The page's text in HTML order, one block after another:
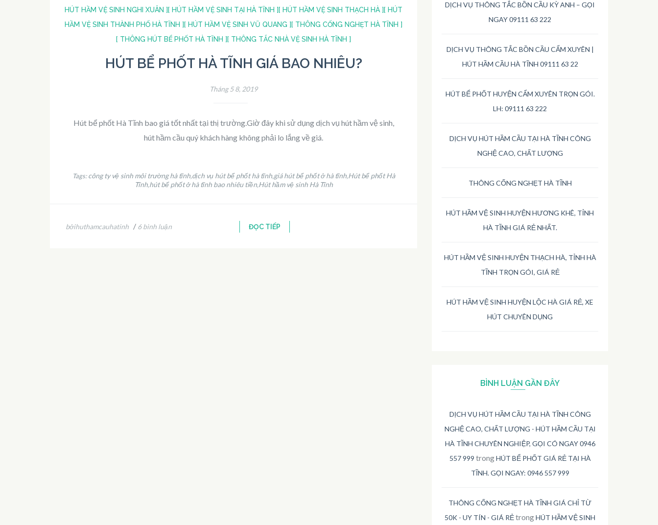
HÚT HẦM VỆ SINH NGHI XUÂN ] [ HÚT HẦM VỆ SINH TẠI HÀ TĨNH ] [ HÚT HẦM VỆ SINH THẠCH HÀ ] [ HÚT
HẦM VỆ SINH THÀNH PHỐ HÀ TĨNH ] [ HÚT HẦM VỆ SINH VŨ QUANG ] [ THÔNG CỐNG NGHẸT HÀ TĨNH ]
[ THÔNG HÚT BỂ PHỐT HÀ TĨNH ] [ THÔNG TẮC NHÀ VỆ SINH HÀ TĨNH ]
HÚT BỂ PHỐT HÀ TĨNH GIÁ BAO NHIÊU?
Tháng 5 8, 2019
Hút bể phốt Hà Tĩnh bao giá tốt nhất tại thị trường.Giờ đây khi sử dụng dịch vụ hút hầm vệ sinh,
hút hầm cầu quý khách hàng không phải lo lắng về giá.
Tags:công ty vệ sinh môi trường hà tĩnh,dịch vụ hút bể phốt hà tĩnh,giá hút bể phốt ở hà tĩnh,Hút bể phốt Hà
Tĩnh,hút bể phốt ở hà tĩnh bao nhiêu tiền,Hút hầm vệ sinh Hà Tĩnh
bởihuthamcauhatinh / 6 bình luận ĐỌC TIẾP
DỊCH VỤ THÔNG TẮC BỒN CẦU KỲ ANH – GỌI
NGAY 09111 63 222
DỊCH VỤ THÔNG TẮC BỒN CẦU CẨM XUYÊN |
HÚT HẦM CẦU HÀ TĨNH 09111 63 22
HÚT BỂ PHỐT HUYỆN CẨM XUYÊN TRỌN GÓI.
LH: 09111 63 222
DỊCH VỤ HÚT HẦM CẦU TẠI HÀ TĨNH CÔNG
NGHỆ CAO, CHẤT LƯỢNG
THÔNG CỐNG NGHẸT HÀ TĨNH
HÚT HẦM VỆ SINH HUYỆN HƯƠNG KHÊ, TỈNH
HÀ TĨNH GIÁ RẺ NHẤT.
HÚT HẦM VỆ SINH HUYỆN THẠCH HÀ, TỈNH HÀ
TĨNH TRỌN GÓI, GIÁ RẺ
HÚT HẦM VỆ SINH HUYỆN LỘC HÀ GIÁ RẺ, XE
HÚT CHUYÊN DỤNG
BÌNH LUẬN GẦN ĐÂY
DỊCH VỤ HÚT HẦM CẦU TẠI HÀ TĨNH CÔNG
NGHỆ CAO, CHẤT LƯỢNG - HÚT HẦM CẦU TẠI
HÀ TĨNH CHUYÊN NGHIỆP, GỌI CÓ NGAY 0946
557 999 trongHÚT BỂ PHỐT GIÁ RẺ TẠI HÀ
TĨNH. GỌI NGAY: 0946 557 999
THÔNG CỐNG NGHẸT HÀ TĨNH GIÁ CHỈ TỪ
50K - UY TÍN - GIÁ RẺtrongHÚT HẦM VỆ SINH